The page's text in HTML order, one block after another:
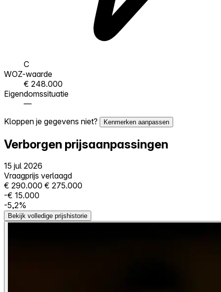
C
WOZ-waarde
€ 248.000
Eigendomssituatie
—
Kloppen je gegevens niet?
Kenmerken aanpassen
Verborgen prijsaanpassingen
15 jul 2026
Vraagprijs verlaagd
€ 290.000 € 275.000
-€ 15.000
-5,2%
Bekijk volledige prijshistorie